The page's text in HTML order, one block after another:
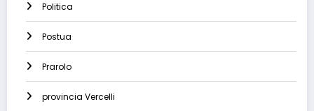
Politica
Postua
Prarolo
provincia Vercelli